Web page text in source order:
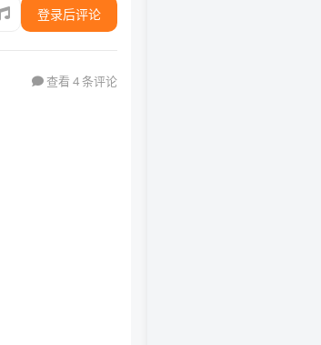
登录后评论
查看 4 条评论